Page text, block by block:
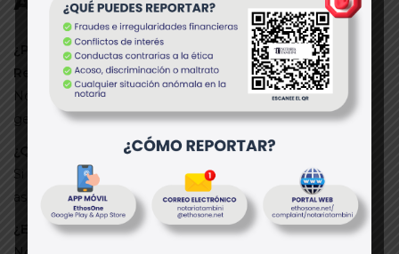
¿Puedo inscribir la transferencia de acciones en
Registros Públicos?
No. Se registra en el Libro de Matrícula de Acciones. El
gerente general debe informar a SUNAT.
¿Quiénes pueden ser parte del Consejo Directivo?
Si el estatuto lo permite, incluso personas externas a la
asociación.
¿El gerente general debe ser socio?